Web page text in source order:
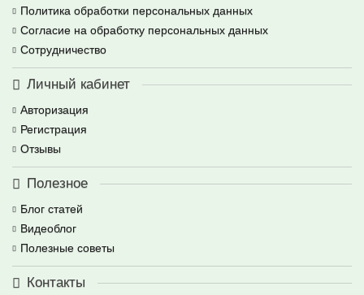
Политика обработки персональных данных
Согласие на обработку персональных данных
Сотрудничество
Личный кабинет
Авторизация
Регистрация
Отзывы
Полезное
Блог статей
Видеоблог
Полезные советы
Контакты